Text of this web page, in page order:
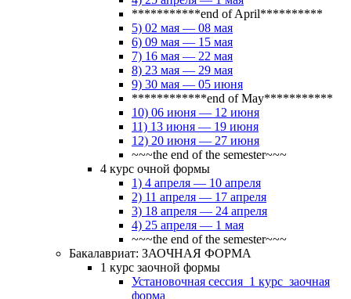
***********end of April**********
5) 02 мая — 08 мая
6) 09 мая — 15 мая
7) 16 мая — 22 мая
8) 23 мая — 29 мая
9) 30 мая — 05 июня
************end of May***********
10) 06 июня — 12 июня
11) 13 июня — 19 июня
12) 20 июня — 27 июня
~~~the end of the semester~~~
4 курс очной формы
1) 4 апреля — 10 апреля
2) 11 апреля — 17 апреля
3) 18 апреля — 24 апреля
4) 25 апреля — 1 мая
~~~the end of the semester~~~
Бакалавриат: ЗАОЧНАЯ ФОРМА
1 курс заочной формы
Установочная сессия_1 курс_заочная
форма